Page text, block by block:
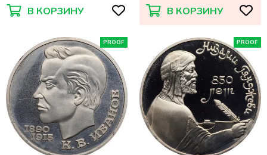
В КОРЗИНУ В КОРЗИНУ
PROOF PROOF